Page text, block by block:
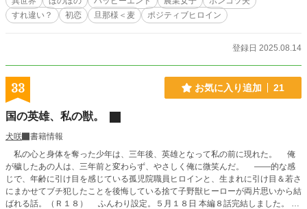
すれ違い？
初恋 旦那様＜麦 ポジティブヒロイン
登録日 2025.08.14
33 お気に入り追加 21
国の英雄、私の獣。
犬咲
書籍情報
私の心と身体を奪った少年は、三年後、英雄となって私の前に現れた。 俺
が穢したあの人は、三年前と変わらず、やさしく俺に微笑んだ。 ――的な感
じで、年齢に引け目を感じている孤児院職員ヒロインと、生まれに引け目＆若さ
にまかせてブチ犯したことを後悔している捨て子野獣ヒーローが両片思いから結
ばれる話。（Ｒ１８） ふんわり設定。５月１８日 本編８話完結しました。